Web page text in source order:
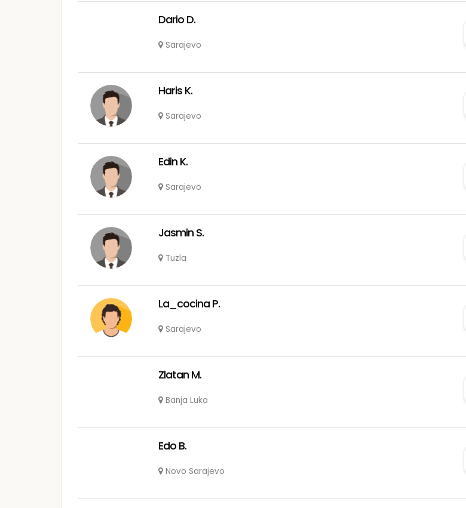
Dario D.
Sarajevo
Haris K.
Sarajevo
Edin K.
Sarajevo
Jasmin S.
Tuzla
La_cocina P.
Sarajevo
Zlatan M.
Banja Luka
Edo B.
Novo Sarajevo